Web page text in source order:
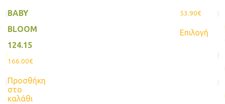
BABY
BLOOM
124.15
166.00€
Προσθήκη
στο
καλάθι
53.90€
Επιλογήτο